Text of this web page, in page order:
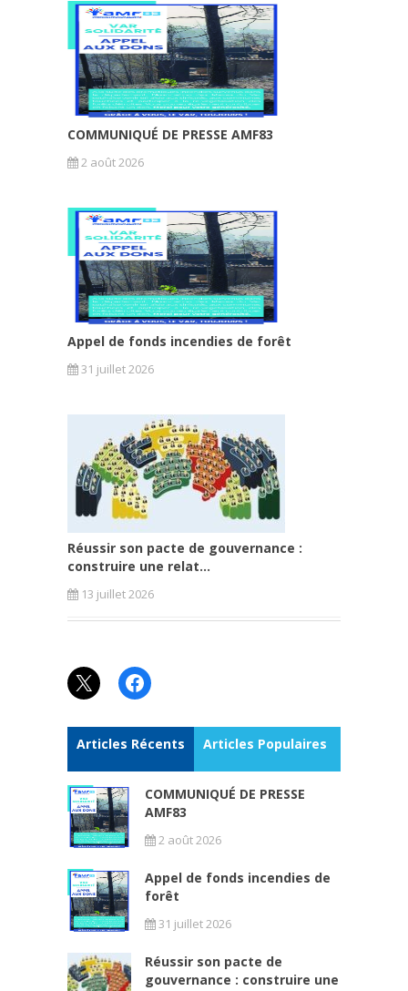
COMMUNIQUÉ DE PRESSE AMF83
2 août 2026
Appel de fonds incendies de forêt
31 juillet 2026
Réussir son pacte de gouvernance :
construire une relat...
13 juillet 2026
X Facebook
Articles Récents Articles Populaires
COMMUNIQUÉ DE PRESSE
AMF83
2 août 2026
Appel de fonds incendies de
forêt
31 juillet 2026
Réussir son pacte de
gouvernance : construire une